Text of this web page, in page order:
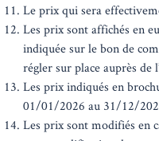
Le prix qui sera
Les prix sont affichés en
indiquée sur le bon de
régler sur place auprès de
Les prix indiqués en
01/01/2026 au 31/12/
Les prix sont modifiés en